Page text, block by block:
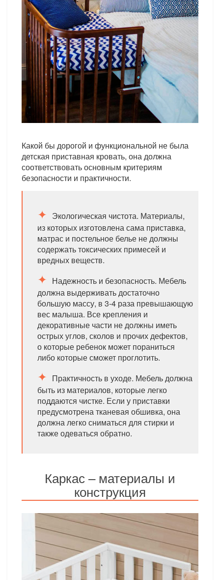
Какой бы дорогой и функциональной не была
детская приставная кровать, она должна
соответствовать основным критериям
безопасности и практичности.
Экологическая чистота. Материалы,
из которых изготовлена сама приставка,
матрас и постельное белье не должны
содержать токсических примесей и
вредных веществ.
Надежность и безопасность. Мебель
должна выдерживать достаточно
большую массу, в 3-4 раза превышающую
вес малыша. Все крепления и
декоративные части не должны иметь
острых углов, сколов и прочих дефектов,
о которые ребенок может пораниться
либо которые сможет проглотить.
Практичность в уходе. Мебель должна
быть из материалов, которые легко
поддаются чистке. Если у приставки
предусмотрена тканевая обшивка, она
должна легко сниматься для стирки и
также одеваться обратно.
Каркас – материалы и
конструкция